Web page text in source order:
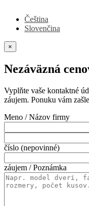
Čeština
Slovenčina
×
Nezáväzná
Vyplňte vaše kontaktné
záujem. Ponuku vám
Meno / Názov firmy
číslo (nepovinné)
záujem / Poznámka